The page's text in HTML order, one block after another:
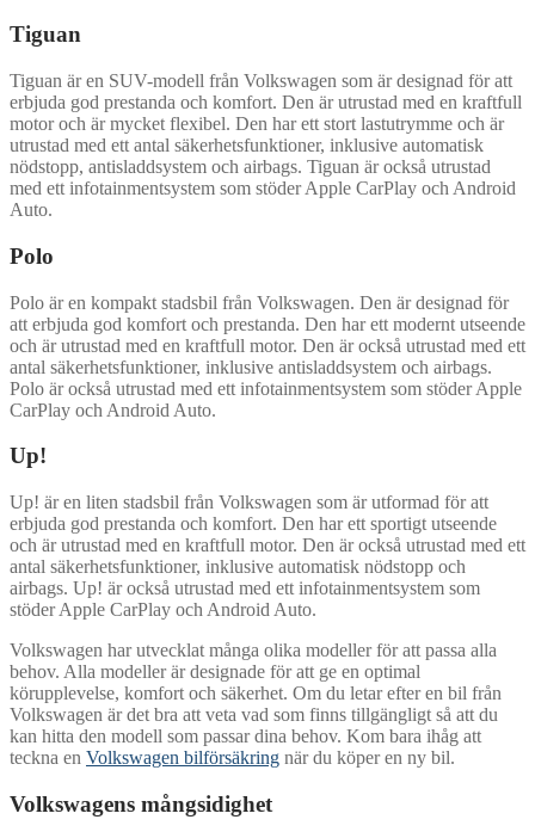
Tiguan
Tiguan är en SUV-modell från Volkswagen som är designad för att
erbjuda god prestanda och komfort. Den är utrustad med en kraftfull
motor och är mycket flexibel. Den har ett stort lastutrymme och är
utrustad med ett antal säkerhetsfunktioner, inklusive automatisk
nödstopp, antisladdsystem och airbags. Tiguan är också utrustad
med ett infotainmentsystem som stöder Apple CarPlay och Android
Auto.
Polo
Polo är en kompakt stadsbil från Volkswagen. Den är designad för
att erbjuda god komfort och prestanda. Den har ett modernt utseende
och är utrustad med en kraftfull motor. Den är också utrustad med ett
antal säkerhetsfunktioner, inklusive antisladdsystem och airbags.
Polo är också utrustad med ett infotainmentsystem som stöder Apple
CarPlay och Android Auto.
Up!
Up! är en liten stadsbil från Volkswagen som är utformad för att
erbjuda god prestanda och komfort. Den har ett sportigt utseende
och är utrustad med en kraftfull motor. Den är också utrustad med ett
antal säkerhetsfunktioner, inklusive automatisk nödstopp och
airbags. Up! är också utrustad med ett infotainmentsystem som
stöder Apple CarPlay och Android Auto.
Volkswagen har utvecklat många olika modeller för att passa alla
behov. Alla modeller är designade för att ge en optimal
körupplevelse, komfort och säkerhet. Om du letar efter en bil från
Volkswagen är det bra att veta vad som finns tillgängligt så att du
kan hitta den modell som passar dina behov. Kom bara ihåg att
teckna en Volkswagen bilförsäkring när du köper en ny bil.
Volkswagens mångsidighet